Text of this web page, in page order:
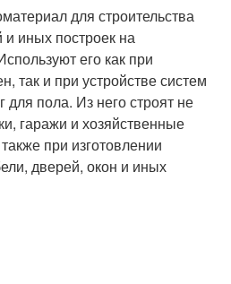
для строительства
иных построек на
его как при
так и при устройстве систем
пола. Из него строят не
гаражи и хозяйственные
при изготовлении
дверей, окон и иных